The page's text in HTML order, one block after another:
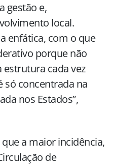
gestão e,
local.
enfática, com o que
porque não
cada vez
só concentrada na
nos Estados”,
a maior incidência,
de